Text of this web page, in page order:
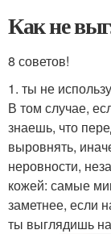
Как не
8 советов!
1. ты не
В том случае,
знаешь, что
выровнять,
неровности,
кожей: самые
заметнее, если
ты выглядишь